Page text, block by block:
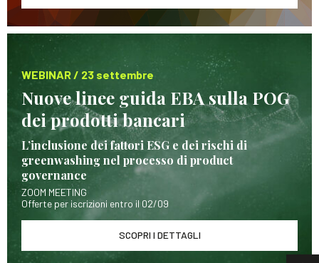
WEBINAR / 23 settembre
Nuove linee guida EBA sulla POG
dei prodotti bancari
L’inclusione dei fattori ESG e dei rischi di
greenwashing nel processo di product
governance
ZOOM MEETING
Offerte per iscrizioni entro il 02/09
SCOPRI I DETTAGLI